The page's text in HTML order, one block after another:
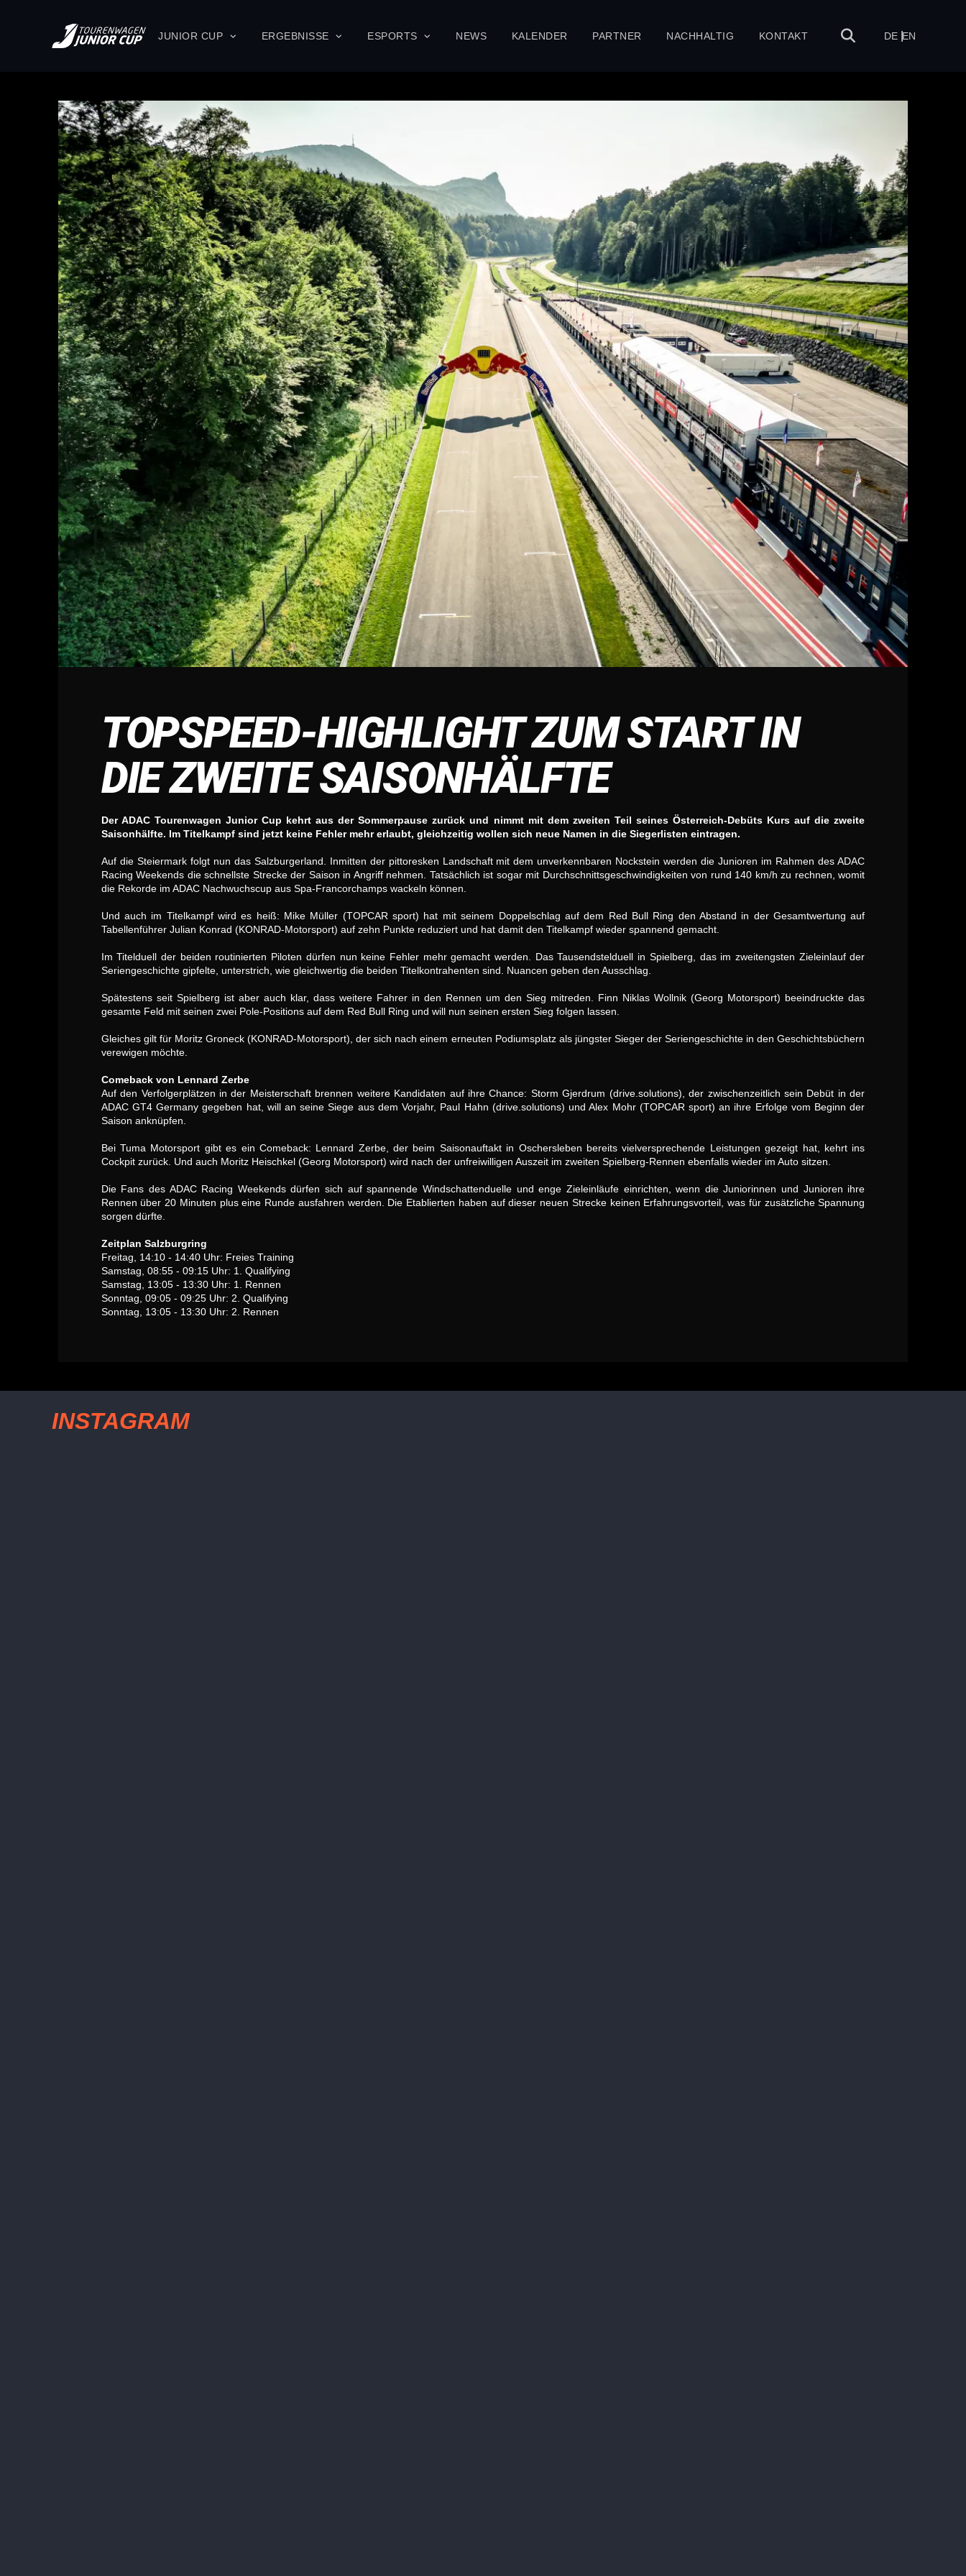
JUNIOR CUP ERGEBNISSE ESPORTS NEWS KALENDER PARTNER NACHHALTIG KONTAKT DE EN
TOPSPEED-HIGHLIGHT ZUM START IN
DIE ZWEITE SAISONHÄLFTE
Der ADAC Tourenwagen Junior Cup kehrt aus der Sommerpause zurück und nimmt mit dem zweiten Teil seines Österreich-Debüts Kurs auf die zweite
Saisonhälfte. Im Titelkampf sind jetzt keine Fehler mehr erlaubt, gleichzeitig wollen sich neue Namen in die Siegerlisten eintragen.
Auf die Steiermark folgt nun das Salzburgerland. Inmitten der pittoresken Landschaft mit dem unverkennbaren Nockstein werden die Junioren im Rahmen des ADAC
Racing Weekends die schnellste Strecke der Saison in Angriff nehmen. Tatsächlich ist sogar mit Durchschnittsgeschwindigkeiten von rund 140 km/h zu rechnen, womit
die Rekorde im ADAC Nachwuchscup aus Spa-Francorchamps wackeln können.
Und auch im Titelkampf wird es heiß: Mike Müller (TOPCAR sport) hat mit seinem Doppelschlag auf dem Red Bull Ring den Abstand in der Gesamtwertung auf
Tabellenführer Julian Konrad (KONRAD-Motorsport) auf zehn Punkte reduziert und hat damit den Titelkampf wieder spannend gemacht.
Im Titelduell der beiden routinierten Piloten dürfen nun keine Fehler mehr gemacht werden. Das Tausendstelduell in Spielberg, das im zweitengsten Zieleinlauf der
Seriengeschichte gipfelte, unterstrich, wie gleichwertig die beiden Titelkontrahenten sind. Nuancen geben den Ausschlag.
Spätestens seit Spielberg ist aber auch klar, dass weitere Fahrer in den Rennen um den Sieg mitreden. Finn Niklas Wollnik (Georg Motorsport) beeindruckte das
gesamte Feld mit seinen zwei Pole-Positions auf dem Red Bull Ring und will nun seinen ersten Sieg folgen lassen.
Gleiches gilt für Moritz Groneck (KONRAD-Motorsport), der sich nach einem erneuten Podiumsplatz als jüngster Sieger der Seriengeschichte in den Geschichtsbüchern
verewigen möchte.
Comeback von Lennard Zerbe
Auf den Verfolgerplätzen in der Meisterschaft brennen weitere Kandidaten auf ihre Chance: Storm Gjerdrum (drive.solutions), der zwischenzeitlich sein Debüt in der
ADAC GT4 Germany gegeben hat, will an seine Siege aus dem Vorjahr, Paul Hahn (drive.solutions) und Alex Mohr (TOPCAR sport) an ihre Erfolge vom Beginn der
Saison anknüpfen.
Bei Tuma Motorsport gibt es ein Comeback: Lennard Zerbe, der beim Saisonauftakt in Oschersleben bereits vielversprechende Leistungen gezeigt hat, kehrt ins
Cockpit zurück. Und auch Moritz Heischkel (Georg Motorsport) wird nach der unfreiwilligen Auszeit im zweiten Spielberg-Rennen ebenfalls wieder im Auto sitzen.
Die Fans des ADAC Racing Weekends dürfen sich auf spannende Windschattenduelle und enge Zieleinläufe einrichten, wenn die Juniorinnen und Junioren ihre
Rennen über 20 Minuten plus eine Runde ausfahren werden. Die Etablierten haben auf dieser neuen Strecke keinen Erfahrungsvorteil, was für zusätzliche Spannung
sorgen dürfte.
Zeitplan Salzburgring
Freitag, 14:10 - 14:40 Uhr: Freies Training
Samstag, 08:55 - 09:15 Uhr: 1. Qualifying
Samstag, 13:05 - 13:30 Uhr: 1. Rennen
Sonntag, 09:05 - 09:25 Uhr: 2. Qualifying
Sonntag, 13:05 - 13:30 Uhr: 2. Rennen
INSTAGRAM